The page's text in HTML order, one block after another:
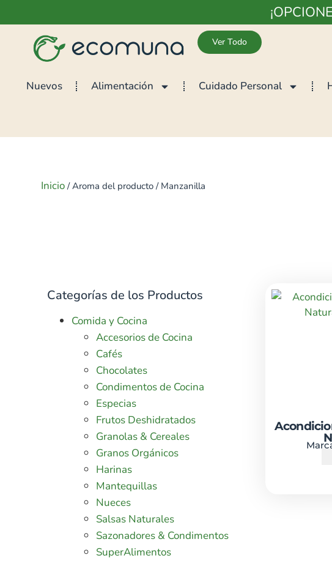
Ver Todo
Nuevos Alimentación Cuidado Personal
Inicio / Aroma del producto / Manzanilla
Categorías de los Productos
Comida y Cocina
Accesorios de Cocina
Cafés
Chocolates
Condimentos de Cocina
Especias
Frutos Deshidratados
Granolas & Cereales
Granos Orgánicos
Harinas
Mantequillas
Nueces
Salsas Naturales
Sazonadores & Condimentos
SuperAlimentos